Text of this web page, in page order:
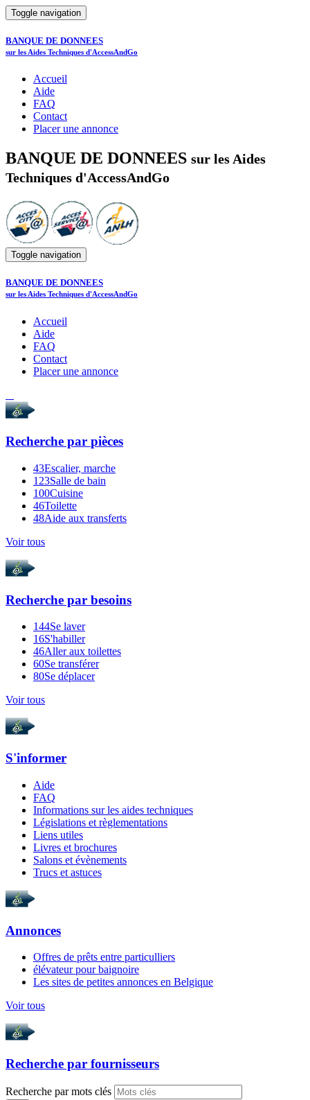
Toggle navigation
BANQUE DE DONNEES
sur les Aides Techniques d'AccessAndGo
Accueil
Aide
FAQ
Contact
Placer une annonce
BANQUE DE DONNEES sur les Aides
Techniques d'AccessAndGo
Toggle navigation
BANQUE DE DONNEES
sur les Aides Techniques d'AccessAndGo
Accueil
Aide
FAQ
Contact
Placer une annonce
Recherche par pièces
43Escalier, marche
123Salle de bain
100Cuisine
46Toilette
48Aide aux transferts
Voir tous
Recherche par besoins
144Se laver
16S'habiller
46Aller aux toilettes
60Se transférer
80Se déplacer
Voir tous
S'informer
Aide
FAQ
Informations sur les aides techniques
Législations et règlementations
Liens utiles
Livres et brochures
Salons et évènements
Trucs et astuces
Annonces
Offres de prêts entre particulliers
élévateur pour baignoire
Les sites de petites annonces en Belgique
Voir tous
Recherche par fournisseurs
Recherche par mots clés